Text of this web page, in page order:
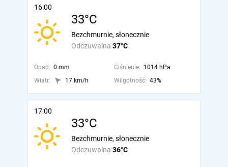
16:00
33°C
Odczuwalna 37°C
Bezchmurnie, słonecznie
Opad: 0 mm Ciśnienie: 1014 hPa
Wiatr:
17 km/h Wilgotność: 43%
17:00
33°C
Odczuwalna 36°C
Bezchmurnie, słonecznie